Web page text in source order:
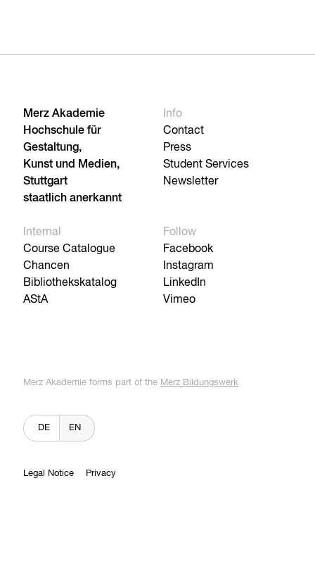
Merz Akademie
Hochschule für
Gestaltung,
Kunst und Medien,
Stuttgart
staatlich anerkannt
Info
Contact
Press
Student Services
Newsletter
Internal
Course Catalogue
Chancen
Bibliothekskatalog
AStA
Follow
Facebook
Instagram
LinkedIn
Vimeo
Merz Akademie forms part of the Merz Bildungswerk
DE EN
Legal Notice Privacy